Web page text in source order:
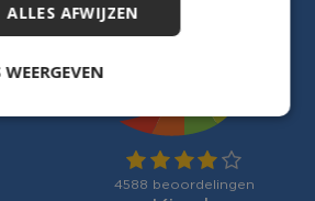
ALLES AFWIJZEN